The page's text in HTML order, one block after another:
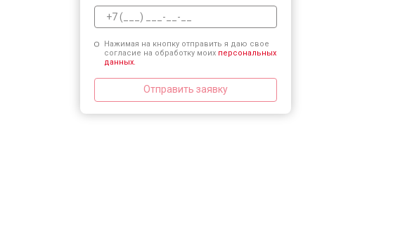
Нажимая на кнопку отправить я даю свое
согласие на обработку моих персональных
данных.
Отправить заявку